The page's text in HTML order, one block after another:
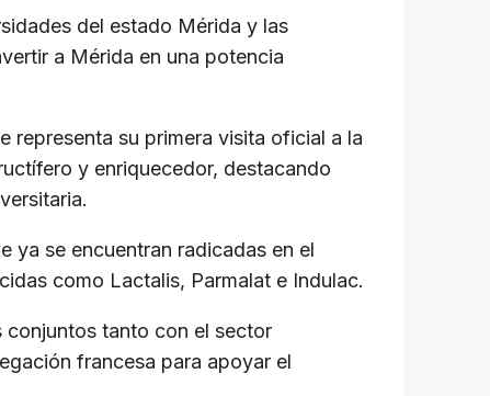
del estado Mérida y las
a Mérida en una potencia
representa su primera visita oficial a la
y enriquecedor, destacando
ya se encuentran radicadas en el
como Lactalis, Parmalat e Indulac.
conjuntos tanto con el sector
francesa para apoyar el